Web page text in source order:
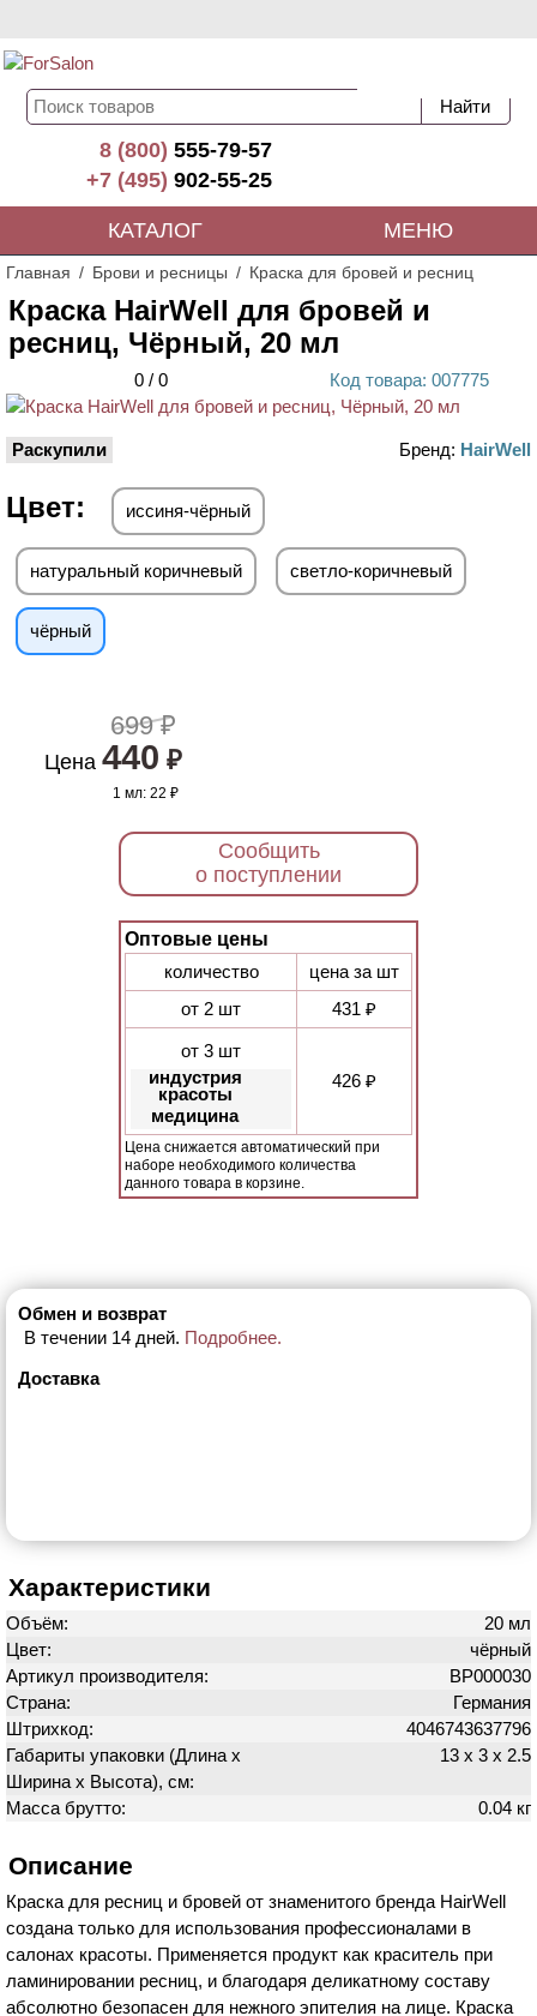
8 (800)555-79-57
+7 (495)902-55-25
КАТАЛОГ МЕНЮ
Главная Брови и ресницы Краска для бровей и ресниц
Краска HairWell для бровей и
ресниц, Чёрный, 20 мл
0 / 0 Код товара: 007775
Раскупили Бренд: HairWell
Цвет: иссиня-чёрный
натуральный коричневый светло-коричневый
чёрный
699 ₽
Цена 440 ₽
1 мл:22 ₽
Сообщить
о поступлении
Оптовые цены
количество
цена за шт
от 2 шт
431 ₽
от 3 шт
индустрия
красоты
медицина
426 ₽
Цена снижается автоматический при
наборе необходимого количества
данного товара в корзине.
Обмен и возврат
В течении 14 дней. Подробнее.
Доставка
Характеристики
Объём:
20 мл
Цвет:
чёрный
Артикул производителя:
BP000030
Страна:
Германия
Штрихкод:
4046743637796
Габариты упаковки (Длина х
Ширина х Высота), см:
13 х 3 х 2.5
Масса брутто: 0.04 кг
Описание
Краска для ресниц и бровей от знаменитого бренда HairWell
создана только для использования профессионалами в
салонах красоты. Применяется продукт как краситель при
ламинировании ресниц, и благодаря деликатному составу
абсолютно безопасен для нежного эпителия на лице. Краска